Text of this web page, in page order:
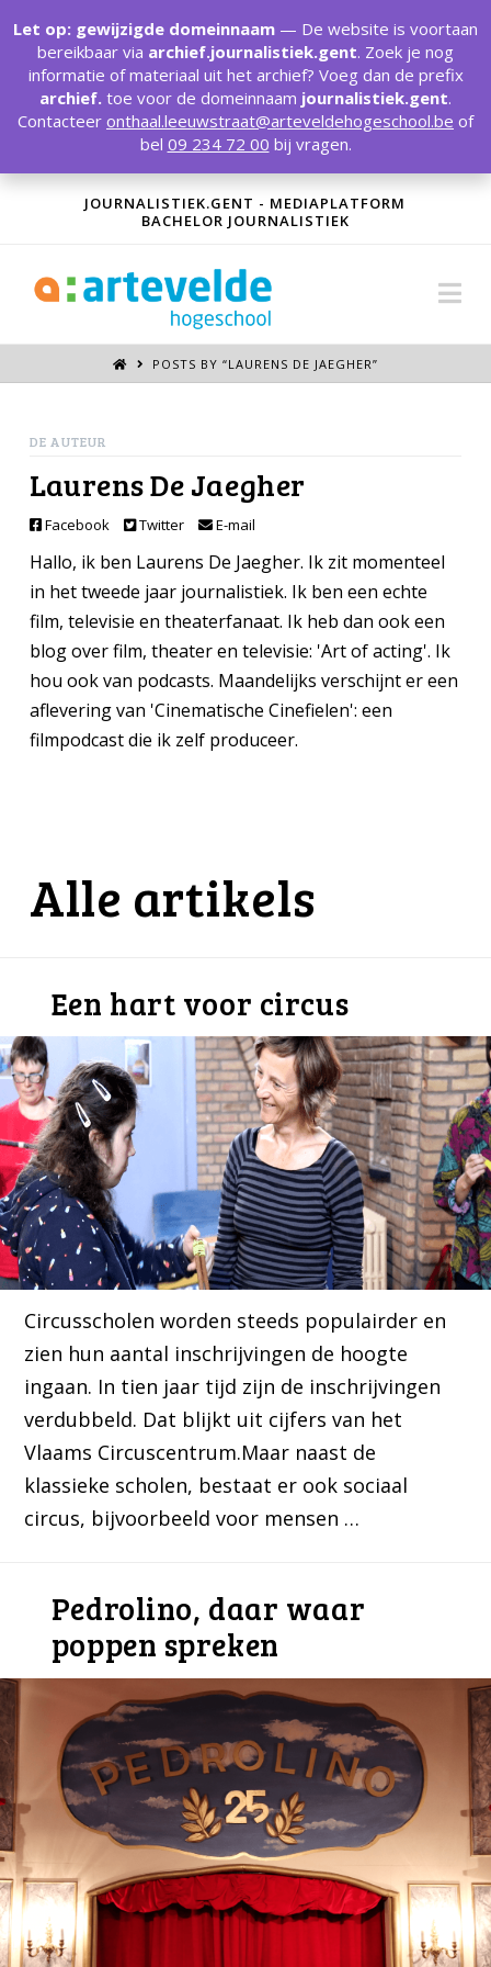
JOURNALISTIEK.GENT - MEDIAPLATFORM
BACHELOR JOURNALISTIEK
POSTS BY “LAURENS DE JAEGHER”
DE AUTEUR
Laurens De Jaegher
Facebook Twitter E-mail
Hallo, ik ben Laurens De Jaegher. Ik zit momenteel
in het tweede jaar journalistiek. Ik ben een echte
film, televisie en theaterfanaat. Ik heb dan ook een
blog over film, theater en televisie: 'Art of acting'. Ik
hou ook van podcasts. Maandelijks verschijnt er een
aflevering van 'Cinematische Cinefielen': een
filmpodcast die ik zelf produceer.
Alle artikels
Een hart voor circus
Circusscholen worden steeds populairder en
zien hun aantal inschrijvingen de hoogte
ingaan. In tien jaar tijd zijn de inschrijvingen
verdubbeld. Dat blijkt uit cijfers van het
Vlaams Circuscentrum.Maar naast de
klassieke scholen, bestaat er ook sociaal
circus, bijvoorbeeld voor mensen …
Pedrolino, daar waar
poppen spreken
Let op: gewijzigde domeinnaam — De website is voortaan
bereikbaar via archief.journalistiek.gent. Zoek je nog
informatie of materiaal uit het archief? Voeg dan de prefix
archief. toe voor de domeinnaam journalistiek.gent.
Contacteer onthaal.leeuwstraat@arteveldehogeschool.be of
bel 09 234 72 00 bij vragen.